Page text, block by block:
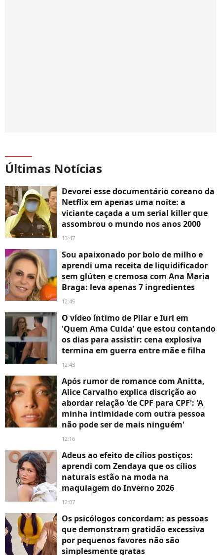
Últimas Notícias
Devorei esse documentário coreano da
Netflix em apenas uma noite: a
viciante caçada a um serial killer que
assombrou o mundo nos anos 2000
13:47
Sou apaixonado por bolo de milho e
aprendi uma receita de liquidificador
sem glúten e cremosa com Ana Maria
Braga: leva apenas 7 ingredientes
12:45
O vídeo íntimo de Pilar e Iuri em
'Quem Ama Cuida' que estou contando
os dias para assistir: cena explosiva
termina em guerra entre mãe e filha
12:43
Após rumor de romance com Anitta,
Alice Carvalho explica discrição ao
abordar relação 'de CPF para CPF': 'A
minha intimidade com outra pessoa
não pode ser de mais ninguém'
12:16
Adeus ao efeito de cílios postiços:
aprendi com Zendaya que os cílios
naturais estão na moda na
maquiagem do Inverno 2026
12:07
Os psicólogos concordam: as pessoas
que demonstram gratidão excessiva
por pequenos favores não são
simplesmente gratas